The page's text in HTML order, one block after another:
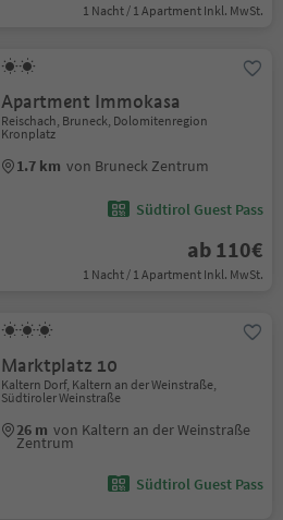
1 Nacht / 1 Apartment Inkl. MwSt.
Apartment Immokasa
Reischach, Bruneck, Dolomitenregion
Kronplatz
1.7 km von Bruneck Zentrum
Südtirol Guest Pass
ab 110€
1 Nacht / 1 Apartment Inkl. MwSt.
Marktplatz 10
Kaltern Dorf, Kaltern an der Weinstraße,
Südtiroler Weinstraße
26 m von Kaltern an der Weinstraße
Zentrum
Südtirol Guest Pass